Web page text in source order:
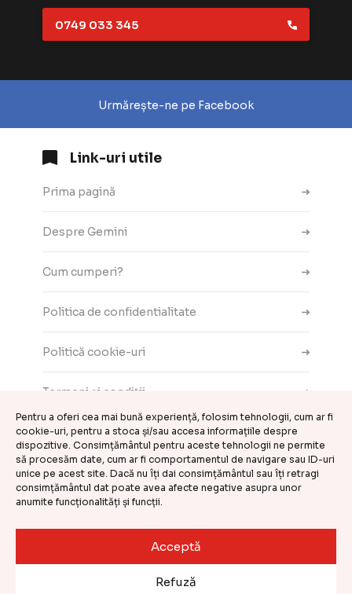
Pentru a oferi cea mai bună experiență, folosim tehnologii, cum ar fi
cookie-uri, pentru a stoca și/sau accesa informațiile despre
dispozitive. Consimțământul pentru aceste tehnologii ne permite
să procesăm date, cum ar fi comportamentul de navigare sau ID-uri
unice pe acest site. Dacă nu îți dai consimțământul sau îți retragi
consimțământul dat poate avea afecte negative asupra unor
anumite funcționalități și funcții.
Acceptă
Refuză
0749 033 345
Urmărește-ne pe Facebook
Link-uri utile
Prima pagină
Despre Gemini
Cum cumperi?
Politica de confidentialitate
Politică cookie-uri
Termeni și condiții
Contact
ANPC
Website realizat și întreținut deKooperativa